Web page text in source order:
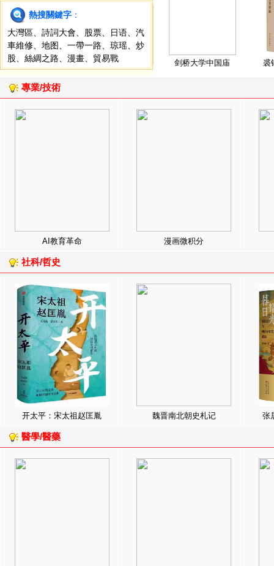
熱搜關鍵字 ：
大灣區
詩詞大會 股票 日语
汽
車維修
地图 一帶一路 琼瑶
炒
股
絲綢之路 漫畫 貿易戰 剑桥大学中国庙 裘
專業/技術
AI教育革命 漫画微积分
社科/哲史
开太平：宋太祖赵匡胤 魏晋南北朝史札记 张
醫學/醫藥